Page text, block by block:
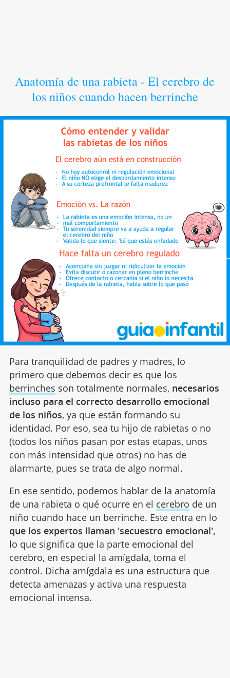
Anatomía de una rabieta - El cerebro de
los niños cuando hacen berrinche
Para tranquilidad de padres y madres, lo
primero que debemos decir es que los
berrinches son totalmente normales, necesarios
incluso para el correcto desarrollo emocional
de los niños, ya que están formando su
identidad. Por eso, sea tu hijo de rabietas o no
(todos los niños pasan por estas etapas, unos
con más intensidad que otros) no has de
alarmarte, pues se trata de algo normal.
En ese sentido, podemos hablar de la anatomía
de una rabieta o qué ocurre en el cerebro de un
niño cuando hace un berrinche. Este entra en lo
que los expertos llaman 'secuestro emocional',
lo que significa que la parte emocional del
cerebro, en especial la amígdala, toma el
control. Dicha amígdala es una estructura que
detecta amenazas y activa una respuesta
emocional intensa.